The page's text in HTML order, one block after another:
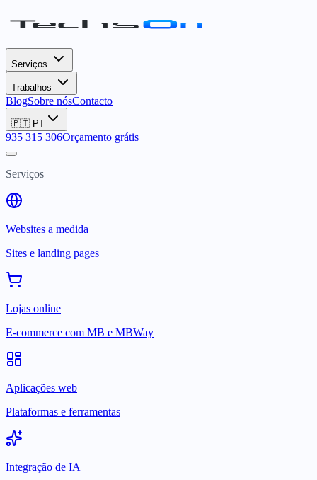
Serviços
Trabalhos
BlogSobre nósContacto
🇵🇹 PT
935 315 306Orçamento grátis
Serviços
Websites a medida
Sites e landing pages
Lojas online
E-commerce com MB e MBWay
Aplicações web
Plataformas e ferramentas
Integração de IA